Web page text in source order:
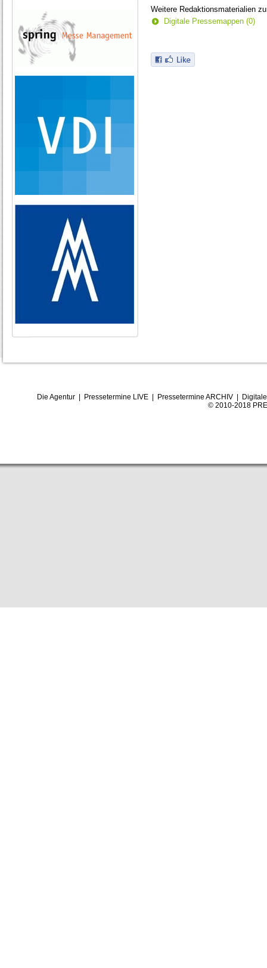
Weitere Redaktionsmaterialien
Digitale Pressemappen (0)
Die Agentur| Pressetermine LIVE| Pressetermine ARCHIV|
© 2010-2018